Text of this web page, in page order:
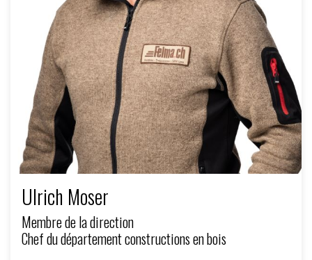
Ulrich Moser
Membre de la direction
Chef du département constructions en bois